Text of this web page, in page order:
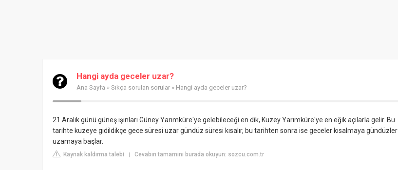
Hangi ayda geceler uzar?
Ana Sayfa » Sıkça sorulan sorular » Hangi ayda geceler uzar?
21 Aralık günü güneş ışınları Güney Yarımküre'ye gelebileceği en dik, Kuzey Yarımküre'ye en eğik açılarla gelir. Bu
tarihte kuzeye gidildikçe gece süresi uzar gündüz süresi kısalır, bu tarihten sonra ise geceler kısalmaya gündüzler
uzamaya başlar.
Kaynak kaldırma talebi | Cevabın tamamını burada okuyun: sozcu.com.tr